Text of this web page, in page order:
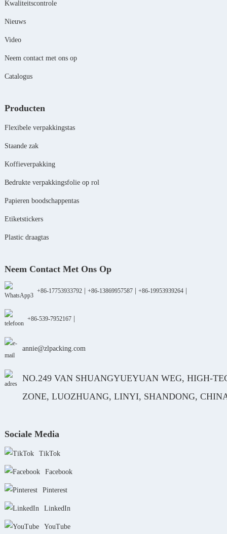
Kwaliteitscontrole
Nieuws
Video
Neem contact met ons op
Catalogus
Producten
Flexibele verpakkingstas
Staande zak
Koffieverpakking
Bedrukte verpakkingsfolie op rol
Papieren boodschappentas
Etiketstickers
Plastic draagtas
Neem Contact Met Ons Op
+86-17753933792| +86-13869957587| +86-19953939264|
+86-539-7952167|
annie@zlpacking.com
NO.249 VAN SHUANGYUEYUAN WEG, HIGH-
ZONE, LUOZHUANG, LINYI, SHANDONG,
Sociale Media
TikTok
Facebook
Pinterest
LinkedIn
YouTube